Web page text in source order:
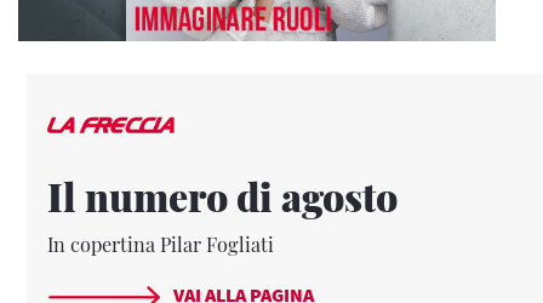
Il numero di agosto
In copertina Pilar Fogliati
VAI ALLA PAGINA